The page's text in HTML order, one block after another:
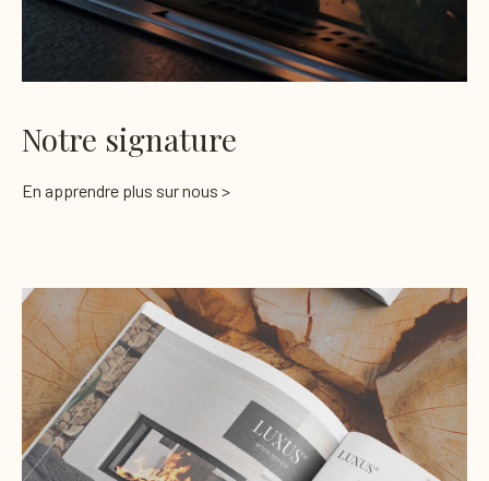
Notre signature
En apprendre plus sur nous >